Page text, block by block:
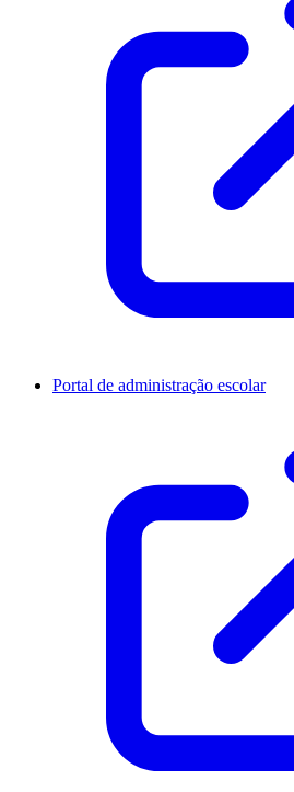
Portal de administração escolar